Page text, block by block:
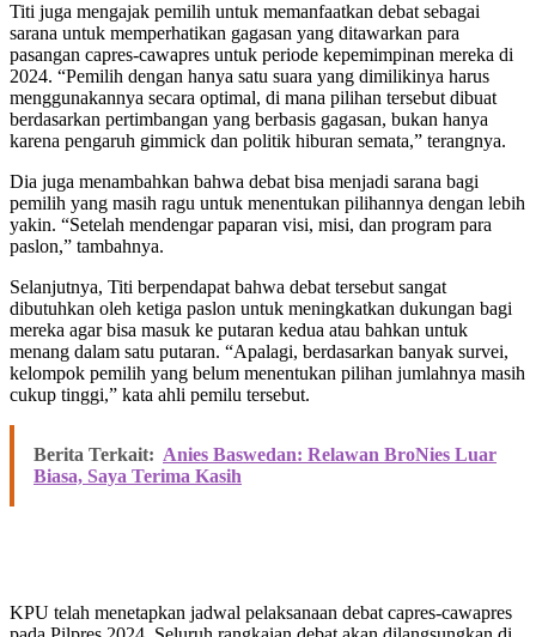
Titi juga mengajak pemilih untuk memanfaatkan debat sebagai
sarana untuk memperhatikan gagasan yang ditawarkan para
pasangan capres-cawapres untuk periode kepemimpinan mereka di
2024. “Pemilih dengan hanya satu suara yang dimilikinya harus
menggunakannya secara optimal, di mana pilihan tersebut dibuat
berdasarkan pertimbangan yang berbasis gagasan, bukan hanya
karena pengaruh gimmick dan politik hiburan semata,” terangnya.
Dia juga menambahkan bahwa debat bisa menjadi sarana bagi
pemilih yang masih ragu untuk menentukan pilihannya dengan lebih
yakin. “Setelah mendengar paparan visi, misi, dan program para
paslon,” tambahnya.
Selanjutnya, Titi berpendapat bahwa debat tersebut sangat
dibutuhkan oleh ketiga paslon untuk meningkatkan dukungan bagi
mereka agar bisa masuk ke putaran kedua atau bahkan untuk
menang dalam satu putaran. “Apalagi, berdasarkan banyak survei,
kelompok pemilih yang belum menentukan pilihan jumlahnya masih
cukup tinggi,” kata ahli pemilu tersebut.
Berita Terkait: Anies Baswedan: Relawan BroNies Luar
Biasa, Saya Terima Kasih
KPU telah menetapkan jadwal pelaksanaan debat capres-cawapres